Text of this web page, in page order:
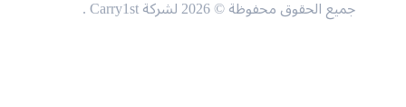
جميع الحقوق محفوظة © 2026 لشركة Carry1st .